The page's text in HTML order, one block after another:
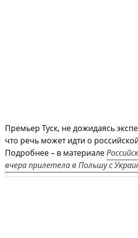
Премьер Туск, не дожидаясь
что речь может идти о
Подробнее – в материале
вчера прилетела в Польшу с